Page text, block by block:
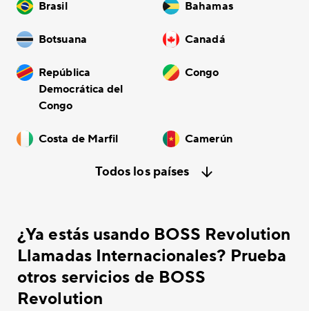
Brasil Bahamas
Botsuana Canadá
República
Democrática del
Congo
Congo
Costa de Marfil Camerún
Todos los países
¿Ya estás usando BOSS Revolution
Llamadas Internacionales? Prueba
otros servicios de BOSS
Revolution